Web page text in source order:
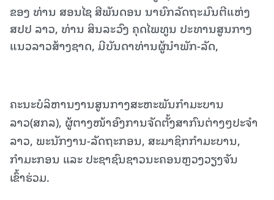
ຂອງ ທ່ານ ສອນໄຊ ສີພັນດອນ ນາຍົກລັດຖະມົນຕີແຫ່ງ
ສປປ ລາວ, ທ່ານ ສິນລະວົງ ຄຸດໄພທູນ ປະທານສູນກາງ
ແນວລາວສ້າງຊາດ, ມີບັນດາທ່ານຜູ້ນຳ​ພັກ-ລັດ,
ຄະນະບໍລິຫານງານສູນກາງສະຫະພັນກຳມະບານ
ລາວ(ສກລ), ຜູ້ຕາງໜ້າອົງການຈັດຕັ້ງສາກົນຕ່າງໆປະຈຳ
ລາວ, ພະນັກງານ-ລັດຖະກອນ, ສະມາຊິກກໍາມະບານ,
ກໍາມະກອນ ແລະ ປະຊາຊົນຊາວນະຄອນຫຼວງວຽງຈັນ
ເຂົ້າຮ່ວມ.